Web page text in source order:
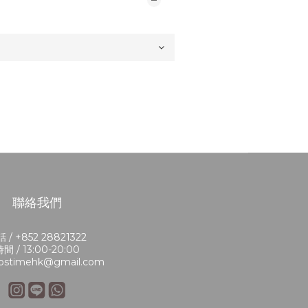
聯絡我們
/ +852 28821322
間 / 13:00-20:00